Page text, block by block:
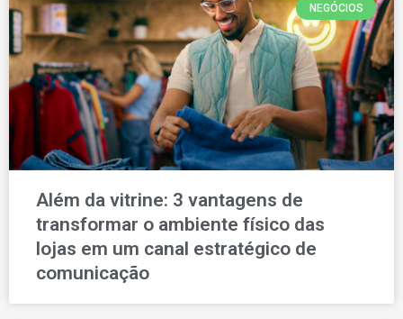
NEGÓCIOS
Além da vitrine: 3 vantagens de
transformar o ambiente físico das
lojas em um canal estratégico de
comunicação